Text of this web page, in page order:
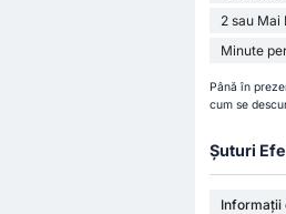
2 sau Mai
Minute
Până în
cum se
Șuturi
Informații